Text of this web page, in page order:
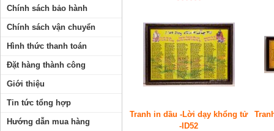
Tranh in dầu -Lời dạy khổng tử
-ID52
Chính sách bảo hành
Chính sách vận chuyển
Hình thức thanh toán
Đặt hàng thành công
Giới thiệu
Tin tức tổng hợp
Hướng dẫn mua hàng